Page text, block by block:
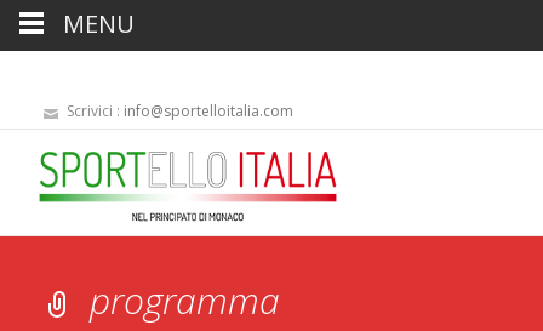
Scrivici : info@sportelloitalia.com
programma
MENU